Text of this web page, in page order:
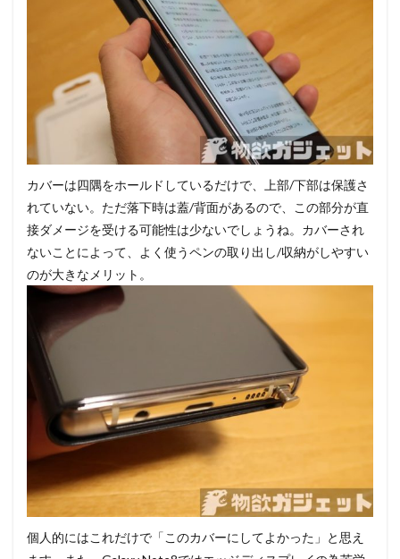
カバーは四隅をホールドしているだけで、上部/下部は保護さ
れていない。ただ落下時は蓋/背面があるので、この部分が直
接ダメージを受ける可能性は少ないでしょうね。カバーされ
ないことによって、よく使うペンの取り出し/収納がしやすい
のが大きなメリット。
個人的にはこれだけで「このカバーにしてよかった」と思え